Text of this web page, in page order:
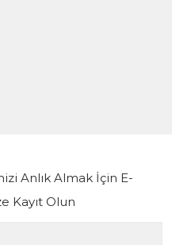
Anlık Almak İçin E-
Kayıt Olun